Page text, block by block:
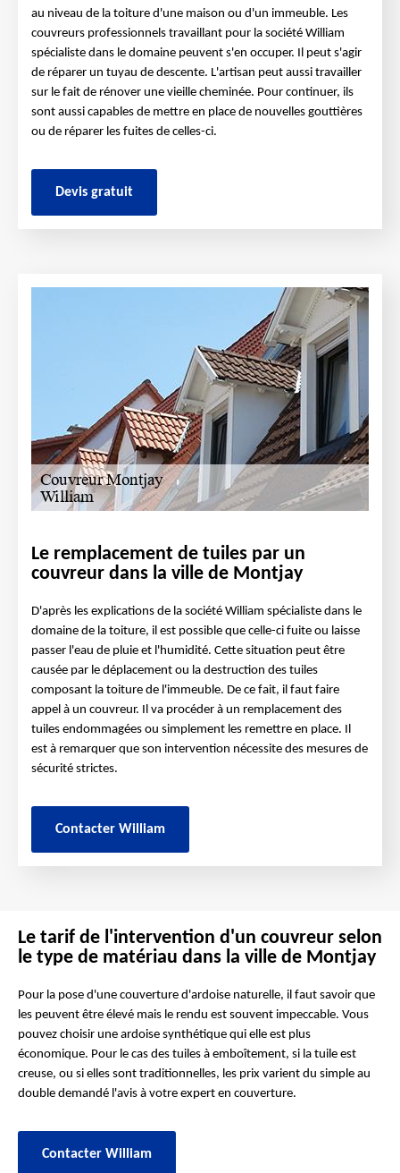
au niveau de la toiture d'une maison ou d'un immeuble. Les
couvreurs professionnels travaillant pour la société William
spécialiste dans le domaine peuvent s'en occuper. Il peut s'agir
de réparer un tuyau de descente. L'artisan peut aussi travailler
sur le fait de rénover une vieille cheminée. Pour continuer, ils
sont aussi capables de mettre en place de nouvelles gouttières
ou de réparer les fuites de celles-ci.
Devis gratuit
Le remplacement de tuiles par un
couvreur dans la ville de Montjay
D'après les explications de la société William spécialiste dans le
domaine de la toiture, il est possible que celle-ci fuite ou laisse
passer l'eau de pluie et l'humidité. Cette situation peut être
causée par le déplacement ou la destruction des tuiles
composant la toiture de l'immeuble. De ce fait, il faut faire
appel à un couvreur. Il va procéder à un remplacement des
tuiles endommagées ou simplement les remettre en place. Il
est à remarquer que son intervention nécessite des mesures de
sécurité strictes.
Contacter William
Le tarif de l'intervention d'un couvreur selon
le type de matériau dans la ville de Montjay
Pour la pose d'une couverture d'ardoise naturelle, il faut savoir que
les peuvent être élevé mais le rendu est souvent impeccable. Vous
pouvez choisir une ardoise synthétique qui elle est plus
économique. Pour le cas des tuiles à emboîtement, si la tuile est
creuse, ou si elles sont traditionnelles, les prix varient du simple au
double demandé l'avis à votre expert en couverture.
Contacter William